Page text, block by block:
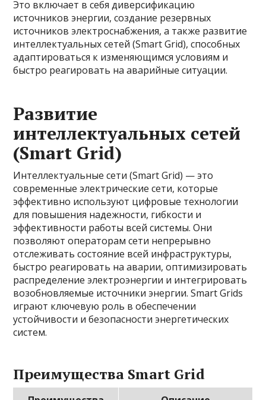
Это включает в себя диверсификацию
источников энергии, создание резервных
источников электроснабжения, а также развитие
интеллектуальных сетей (Smart Grid), способных
адаптироваться к изменяющимся условиям и
быстро реагировать на аварийные ситуации.
Развитие
интеллектуальных сетей
(Smart Grid)
Интеллектуальные сети (Smart Grid) — это
современные электрические сети, которые
эффективно используют цифровые технологии
для повышения надежности, гибкости и
эффективности работы всей системы. Они
позволяют операторам сети непрерывно
отслеживать состояние всей инфраструктуры,
быстро реагировать на аварии, оптимизировать
распределение электроэнергии и интегрировать
возобновляемые источники энергии. Smart Grids
играют ключевую роль в обеспечении
устойчивости и безопасности энергетических
систем.
Преимущества Smart Grid